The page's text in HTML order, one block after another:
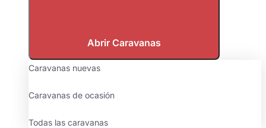
Abrir Caravanas
Caravanas nuevas
Caravanas de ocasión
Todas las caravanas